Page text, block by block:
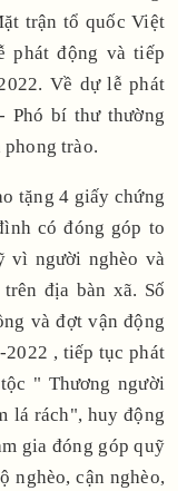
trận tổ quốc Việt
phát động và tiếp
Về dự lễ phát
Phó bí thư thường
trào.
tặng 4 giấy chứng
có đóng góp to
vì người nghèo và
địa bàn xã. Số
và đợt vận động
, tiếp tục phát
" Thương người
lá rách", huy động
gia đóng góp quỹ
nghèo, cận nghèo,